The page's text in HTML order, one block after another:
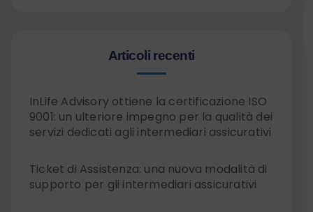
Articoli recenti
InLife Advisory ottiene la certificazione ISO
9001: un ulteriore impegno per la qualità dei
servizi dedicati agli intermediari assicurativi
Ticket di Assistenza: una nuova modalità di
supporto per gli intermediari assicurativi